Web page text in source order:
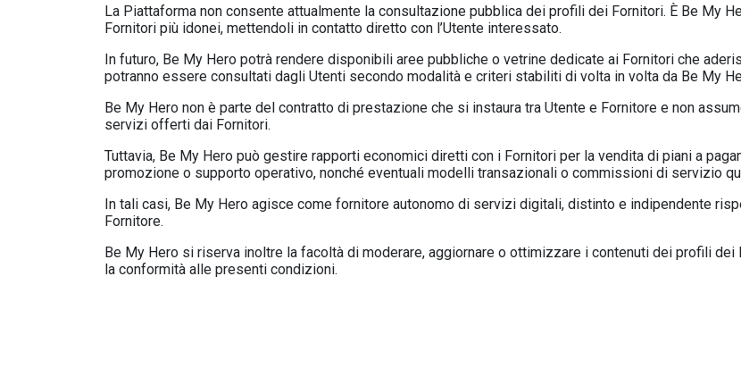
La Piattaforma non consente attualmente la consultazione pubblica dei profili dei Fornitori. È Be My
Fornitori più idonei, mettendoli in contatto diretto con l’Utente interessato.
In futuro, Be My Hero potrà rendere disponibili aree pubbliche o vetrine dedicate ai Fornitori che
potranno essere consultati dagli Utenti secondo modalità e criteri stabiliti di volta in volta da Be My
Be My Hero non è parte del contratto di prestazione che si instaura tra Utente e Fornitore e non
servizi offerti dai Fornitori.
Tuttavia, Be My Hero può gestire rapporti economici diretti con i Fornitori per la vendita di piani a
promozione o supporto operativo, nonché eventuali modelli transazionali o commissioni di servizio
In tali casi, Be My Hero agisce come fornitore autonomo di servizi digitali, distinto e indipendente
Fornitore.
Be My Hero si riserva inoltre la facoltà di moderare, aggiornare o ottimizzare i contenuti dei profili
la conformità alle presenti condizioni.